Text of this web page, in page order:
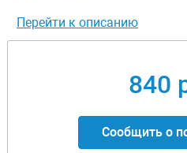
Перейти к описанию
840
Сообщить о